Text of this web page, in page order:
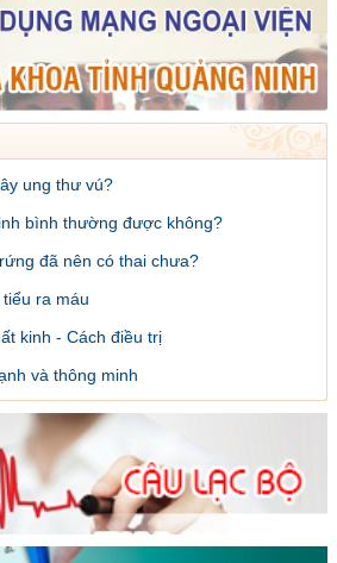
ung thư vú?
bình thường được không?
đã nên có thai chưa?
ra máu
kinh - Cách điều trị
và thông minh